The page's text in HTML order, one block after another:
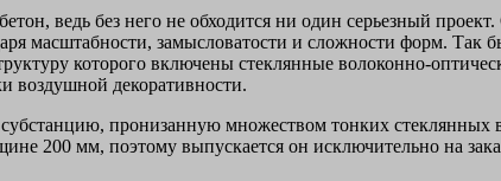
ведь без него не обходится ни один серьезный
масштабности, замысловатости и сложности форм. Так
которого включены стеклянные волоконно-
воздушной декоративности.
пронизанную множеством тонких стеклянных
200 мм, поэтому выпускается он исключительно на